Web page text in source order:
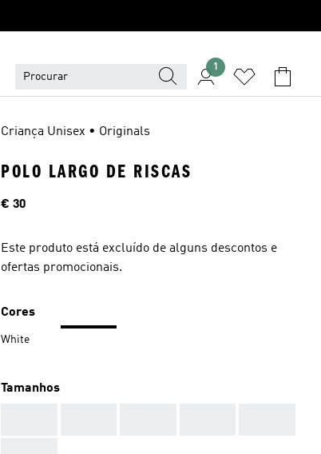
1
Criança Unisex • Originals
POLO LARGO DE RISCAS
Preço
€ 30
Este produto está excluído de alguns descontos e
ofertas promocionais.
Cores
White
Tamanhos